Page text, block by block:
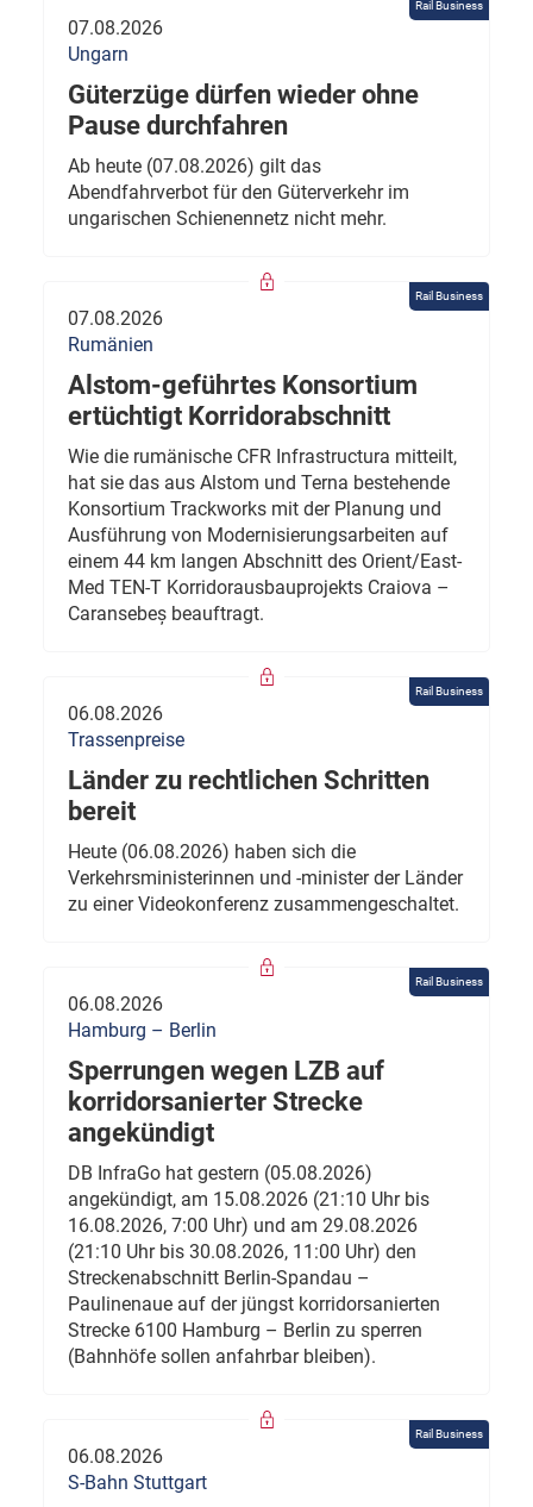
Rail Business
07.08.2026
Ungarn
Güterzüge dürfen wieder ohne
Pause durchfahren
Ab heute (07.08.2026) gilt das
Abendfahrverbot für den Güterverkehr im
ungarischen Schienennetz nicht mehr.
Rail Business
07.08.2026
Rumänien
Alstom-geführtes Konsortium
ertüchtigt Korridorabschnitt
Wie die rumänische CFR Infrastructura mitteilt,
hat sie das aus Alstom und Terna bestehende
Konsortium Trackworks mit der Planung und
Ausführung von Modernisierungsarbeiten auf
einem 44 km langen Abschnitt des Orient/East-
Med TEN-T Korridorausbauprojekts Craiova –
Caransebeș beauftragt.
Rail Business
06.08.2026
Trassenpreise
Länder zu rechtlichen Schritten
bereit
Heute (06.08.2026) haben sich die
Verkehrsministerinnen und -minister der Länder
zu einer Videokonferenz zusammengeschaltet.
Rail Business
06.08.2026
Hamburg – Berlin
Sperrungen wegen LZB auf
korridorsanierter Strecke
angekündigt
DB InfraGo hat gestern (05.08.2026)
angekündigt, am 15.08.2026 (21:10 Uhr bis
16.08.2026, 7:00 Uhr) und am 29.08.2026
(21:10 Uhr bis 30.08.2026, 11:00 Uhr) den
Streckenabschnitt Berlin-Spandau –
Paulinenaue auf der jüngst korridorsanierten
Strecke 6100 Hamburg – Berlin zu sperren
(Bahnhöfe sollen anfahrbar bleiben).
Rail Business
06.08.2026
S-Bahn Stuttgart